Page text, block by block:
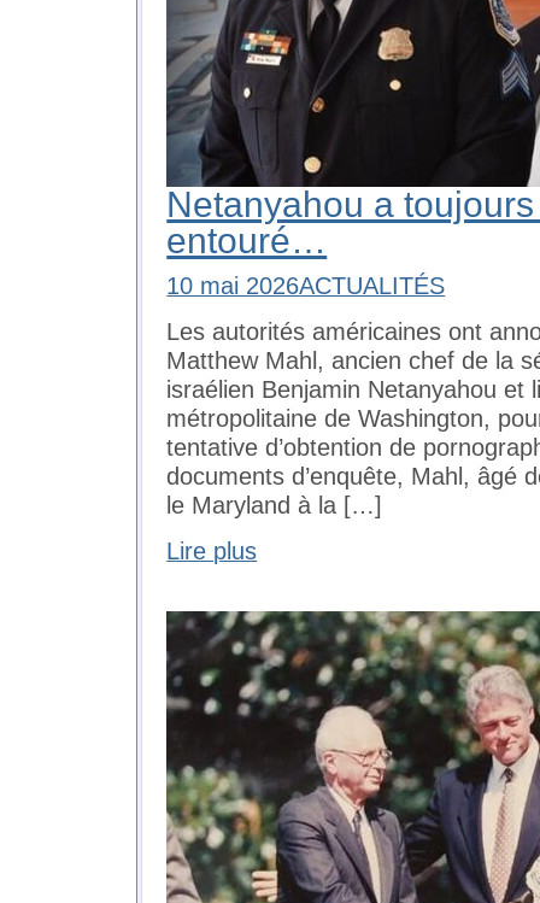
Netanyahou a
entouré…
10 mai 2026ACTUALITÉS
Les autorités américaines ont
Matthew Mahl, ancien chef de la
israélien Benjamin Netanyahou et
métropolitaine de Washington,
tentative d’obtention de
documents d’enquête, Mahl, âgé
le Maryland à la […]
Lire plus